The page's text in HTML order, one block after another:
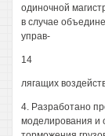
одиночной
в случае
управ-
14
лягащих
4. Разработано
моделирования и